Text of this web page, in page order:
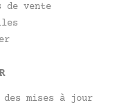
de vente
mises à jour